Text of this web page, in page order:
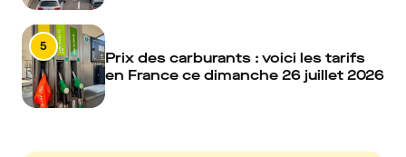
5
Prix des carburants : voici les tarifs
en France ce dimanche 26 juillet 2026